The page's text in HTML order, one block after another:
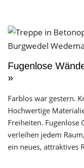
Fugenlose
»
Farblos war gestern.
Hochwertige
Freiheiten. Fugenlose
verleihen jedem
ein neues, attraktives